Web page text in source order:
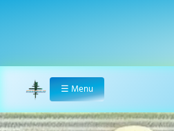
Home
☰ Menu